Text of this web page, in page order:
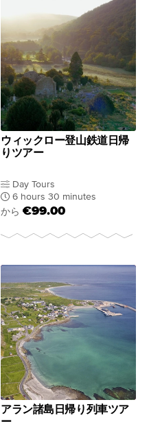
ウィックロー登山鉄道日帰
りツアー
Day Tours
6 hours 30 minutes
から €99.00
アラン諸島日帰り列車ツア
ー